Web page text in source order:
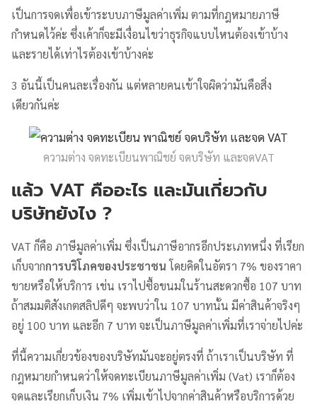
เป็นการจดเพื่อเข้าระบบภาษีมูลค่าเพิ่ม ตามที่กฎหมายภาษี
กำหนดไว้ค่ะ ซึ่งเค้าก็จะมีเงื่อนไขว่าธุรกิจแบบไหนต้องเข้าบ้าง
และรายได้เท่าไรต้องเข้าบ้างค่ะ
3 อันนี้เป็นคนละเรื่องกัน แต่หลายคนเข้าใจผิดว่ามันคือสิ่ง
เดียวกันค่ะ
ความต่าง จดทะเบียนพาณิชย์ จดบริษัท และจดVAT
แล้ว VAT คืออะไร และมันเกี่ยวกับ
บริษัทยังไง ?
VAT ก็คือ ภาษีมูลค่าเพิ่ม ซึ่งเป็นภาษีอากรอีกประเภทหนึ่ง ที่เรียก
เก็บจากการบริโภคของประชาชน โดยคิดในอัตรา 7% ของราคา
ขายหรือให้บริการ เช่น เราไปซื้อขนมในร้านสะดวกซื้อ 107 บาท
ถ้าสมมติสังเกตสลิปดีๆ จะพบว่าใน 107 บาทนั้น มีค่าสินค้าจริงๆ
อยู่ 100 บาท และอีก 7 บาท จะเป็นภาษีมูลค่าเพิ่มที่เราจ่ายไปค่ะ
ที่นี้ความเกี่ยวข้องของบริษัทมันจะอยู่ตรงที่ ถ้าเราเป็นบริษัท ที่
กฎหมายกำหนดว่าให้จดทะเบียนภาษีมูลค่าเพิ่ม (Vat) เราก็ต้อง
จดและเรียกเก็บเงิน 7% เพิ่มเข้าไปจากค่าสินค้าหรือบริการด้วย